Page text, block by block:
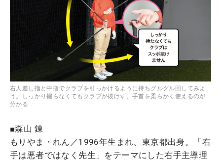
右人差し指と中指でクラブを引っかけるように持ちグルグル回してみよ
う。しっかり握らなくてもクラブが抜けず、手首を柔らかく使えるのが
分かる
■森山 錬
もりやま・れん／1996年生まれ、東京都出身。「右
手は悪者ではなく先生」をテーマにした右手主導理